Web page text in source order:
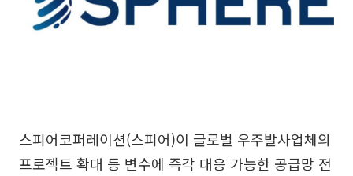
스피어코퍼레이션(스피어)이 글로벌 우주발사업체의
프로젝트 확대 등 변수에 즉각 대응 가능한 공급망 전